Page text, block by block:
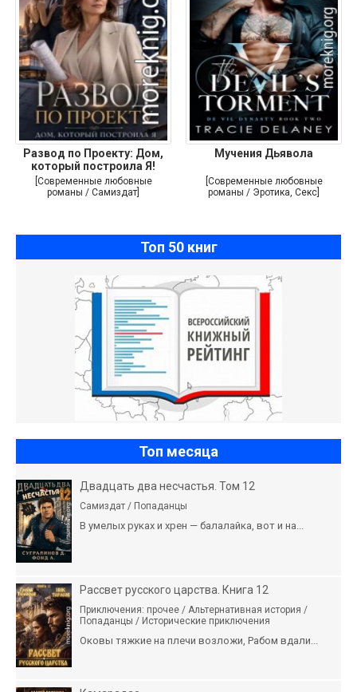
Развод по Проекту: Дом,
который построила Я!
[Современные любовные
романы / Самиздат]
Мучения Дьявола
[Современные любовные
романы / Эротика, Секс]
Топ 50 книг
Топ месяца
Двадцать два несчастья. Том 12
Самиздат / Попаданцы
В умелых руках и хрен — балалайка, вот и на...
Рассвет русского царства. Книга 12
Приключения: прочее / Альтернативная история /
Попаданцы / Исторические приключения
Оковы тяжкие на плечи возложи, Рабом вдали...